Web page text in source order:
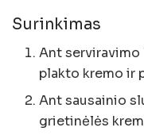
Surinkimas
Ant
plakto kremo ir
Ant sausainio
grietinėlės